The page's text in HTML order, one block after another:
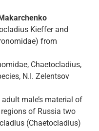
Kieffer and
from
Chaetocladius,
N.I. Zelentsov
male’s material of
of Russia two
(Chaetocladius)